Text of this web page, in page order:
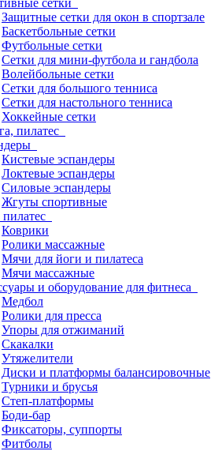
сетки
Защитные сетки для окон в спортзале
Баскетбольные сетки
Футбольные сетки
Сетки для мини-футбола и гандбола
Волейбольные сетки
Сетки для большого тенниса
Сетки для настольного тенниса
Хоккейные сетки
пилатес
Кистевые эспандеры
Локтевые эспандеры
Силовые эспандеры
Жгуты спортивные
Коврики
Ролики массажные
Мячи для йоги и пилатеса
Мячи массажные
и оборудование для фитнеса
Медбол
Ролики для пресса
Упоры для отжиманий
Скакалки
Утяжелители
Диски и платформы балансировочные
Турники и брусья
Степ-платформы
Боди-бар
Фиксаторы, суппорты
Фитболы